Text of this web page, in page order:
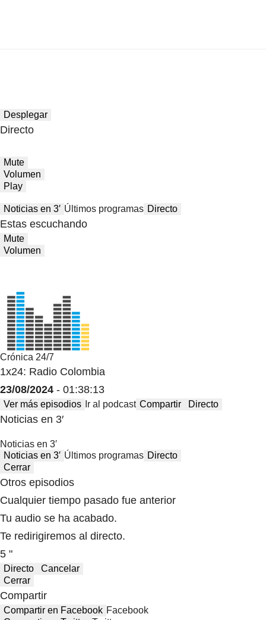
Desplegar
Directo
Mute
Volumen
Play
Noticias en 3′ Últimos programas Directo
Estas escuchando
Mute
Volumen
Crónica 24/7
1x24: Radio Colombia
23/08/2024 - 01:38:13
Ver más episodios Ir al podcast Compartir Directo
Noticias en 3′
Noticias en 3′
Noticias en 3′ Últimos programas Directo
Cerrar
Otros episodios
Cualquier tiempo pasado fue anterior
Tu audio se ha acabado.
Te redirigiremos al directo.
5 "
Directo
Cancelar
Cerrar
Compartir
Compartir en Facebook Facebook